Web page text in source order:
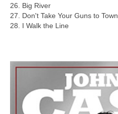
26. Big River
27. Don't Take Your Guns to Town
28. I Walk the Line